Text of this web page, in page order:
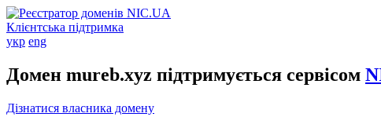
Клієнтська підтримка
укр eng
Домен mureb.xyz підтримується сервісом
Дізнатися власника домену